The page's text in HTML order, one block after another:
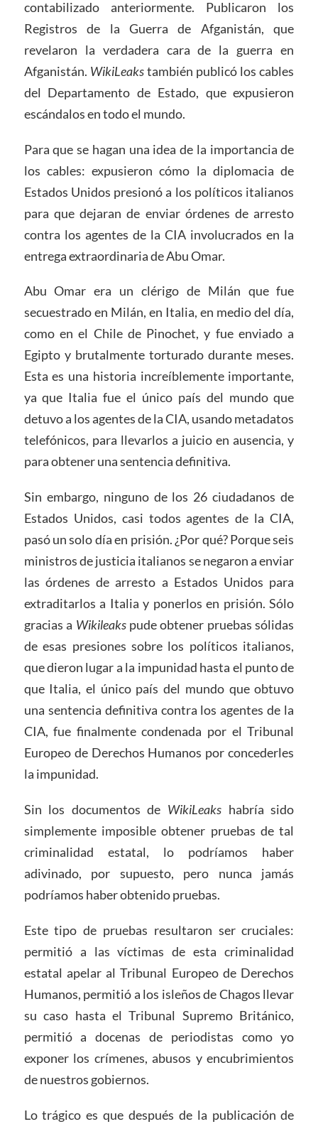
contabilizado anteriormente. Publicaron los
Registros de la Guerra de Afganistán, que
revelaron la verdadera cara de la guerra en
Afganistán. WikiLeakstambién publicó los cables
del Departamento de Estado, que expusieron
escándalos en todo el mundo.
Para que se hagan una idea de la importancia de
los cables: expusieron cómo la diplomacia de
Estados Unidos presionó a los políticos italianos
para que dejaran de enviar órdenes de arresto
contra los agentes de la CIA involucrados en la
entrega extraordinaria de Abu Omar.
Abu Omar era un clérigo de Milán que fue
secuestrado en Milán, en Italia, en medio del día,
como en el Chile de Pinochet, y fue enviado a
Egipto y brutalmente torturado durante meses.
Esta es una historia increíblemente importante,
ya que Italia fue el único país del mundo que
detuvo a los agentes de la CIA, usando metadatos
telefónicos, para llevarlos a juicio en ausencia, y
para obtener una sentencia definitiva.
Sin embargo, ninguno de los 26 ciudadanos de
Estados Unidos, casi todos agentes de la CIA,
pasó un solo día en prisión. ¿Por qué? Porque seis
ministros de justicia italianos se negaron a enviar
las órdenes de arresto a Estados Unidos para
extraditarlos a Italia y ponerlos en prisión. Sólo
gracias a Wikileakspude obtener pruebas sólidas
de esas presiones sobre los políticos italianos,
que dieron lugar a la impunidad hasta el punto de
que Italia, el único país del mundo que obtuvo
una sentencia definitiva contra los agentes de la
CIA, fue finalmente condenada por el Tribunal
Europeo de Derechos Humanos por concederles
la impunidad.
Sin los documentos de WikiLeaks habría sido
simplemente imposible obtener pruebas de tal
criminalidad estatal, lo podríamos haber
adivinado, por supuesto, pero nunca jamás
podríamos haber obtenido pruebas.
Este tipo de pruebas resultaron ser cruciales:
permitió a las víctimas de esta criminalidad
estatal apelar al Tribunal Europeo de Derechos
Humanos, permitió a los isleños de Chagos llevar
su caso hasta el Tribunal Supremo Británico,
permitió a docenas de periodistas como yo
exponer los crímenes, abusos y encubrimientos
de nuestros gobiernos.
Lo trágico es que después de la publicación de